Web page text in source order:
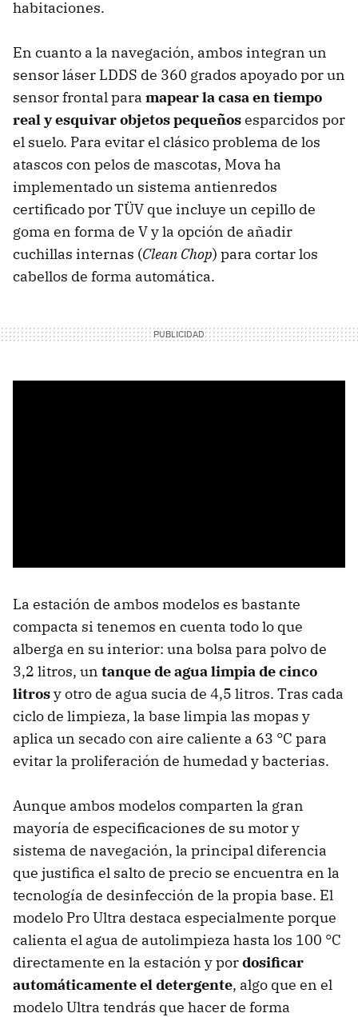
habitaciones.
En cuanto a la navegación, ambos integran un
sensor láser LDDS de 360 grados apoyado por un
sensor frontal para mapear la casa en tiempo
real y esquivar objetos pequeñosesparcidos por
el suelo. Para evitar el clásico problema de los
atascos con pelos de mascotas, Mova ha
implementado un sistema antienredos
certificado por TÜV que incluye un cepillo de
goma en forma de V y la opción de añadir
cuchillas internas (Clean Chop) para cortar los
cabellos de forma automática.
La estación de ambos modelos es bastante
compacta si tenemos en cuenta todo lo que
alberga en su interior: una bolsa para polvo de
3,2 litros, un tanque de agua limpia de cinco
litrosy otro de agua sucia de 4,5 litros. Tras cada
ciclo de limpieza, la base limpia las mopas y
aplica un secado con aire caliente a 63 °C para
evitar la proliferación de humedad y bacterias.
Aunque ambos modelos comparten la gran
mayoría de especificaciones de su motor y
sistema de navegación, la principal diferencia
que justifica el salto de precio se encuentra en la
tecnología de desinfección de la propia base. El
modelo Pro Ultra destaca especialmente porque
calienta el agua de autolimpieza hasta los 100 °C
directamente en la estación y pordosificar
automáticamente el detergente, algo que en el
modelo Ultra tendrás que hacer de forma